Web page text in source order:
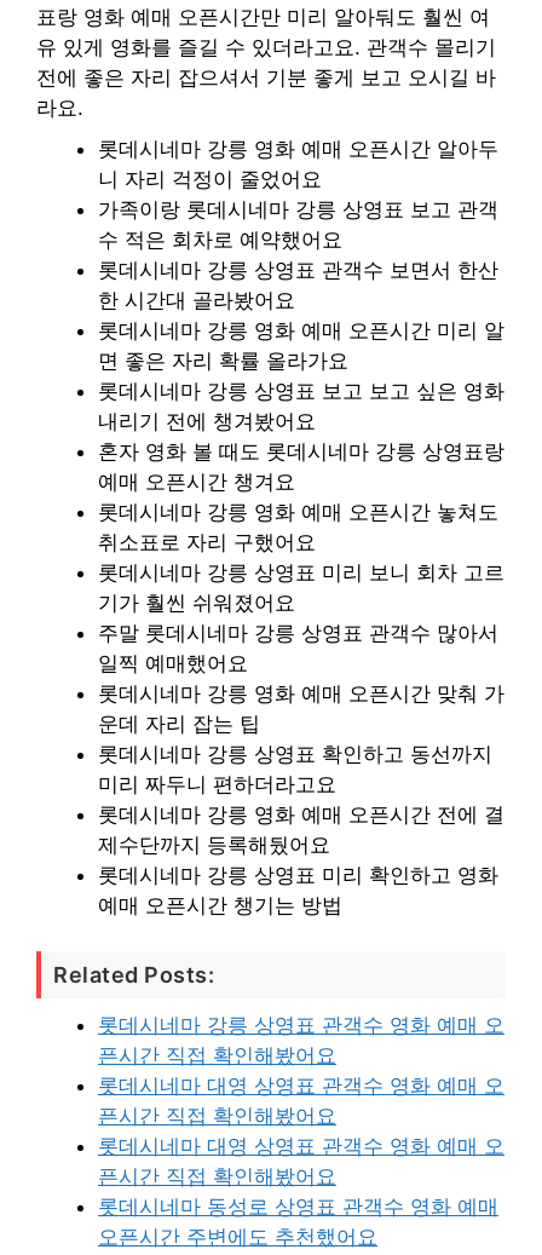
표랑 영화 예매 오픈시간만 미리 알아둬도 훨씬 여
유 있게 영화를 즐길 수 있더라고요. 관객수 몰리기
전에 좋은 자리 잡으셔서 기분 좋게 보고 오시길 바
라요.
롯데시네마 강릉 영화 예매 오픈시간 알아두
니 자리 걱정이 줄었어요
가족이랑 롯데시네마 강릉 상영표 보고 관객
수 적은 회차로 예약했어요
롯데시네마 강릉 상영표 관객수 보면서 한산
한 시간대 골라봤어요
롯데시네마 강릉 영화 예매 오픈시간 미리 알
면 좋은 자리 확률 올라가요
롯데시네마 강릉 상영표 보고 보고 싶은 영화
내리기 전에 챙겨봤어요
혼자 영화 볼 때도 롯데시네마 강릉 상영표랑
예매 오픈시간 챙겨요
롯데시네마 강릉 영화 예매 오픈시간 놓쳐도
취소표로 자리 구했어요
롯데시네마 강릉 상영표 미리 보니 회차 고르
기가 훨씬 쉬워졌어요
주말 롯데시네마 강릉 상영표 관객수 많아서
일찍 예매했어요
롯데시네마 강릉 영화 예매 오픈시간 맞춰 가
운데 자리 잡는 팁
롯데시네마 강릉 상영표 확인하고 동선까지
미리 짜두니 편하더라고요
롯데시네마 강릉 영화 예매 오픈시간 전에 결
제수단까지 등록해뒀어요
롯데시네마 강릉 상영표 미리 확인하고 영화
예매 오픈시간 챙기는 방법
Related Posts:
롯데시네마 강릉 상영표 관객수 영화 예매 오
픈시간 직접 확인해봤어요
롯데시네마 대영 상영표 관객수 영화 예매 오
픈시간 직접 확인해봤어요
롯데시네마 대영 상영표 관객수 영화 예매 오
픈시간 직접 확인해봤어요
롯데시네마 동성로 상영표 관객수 영화 예매
오픈시간 주변에도 추천했어요